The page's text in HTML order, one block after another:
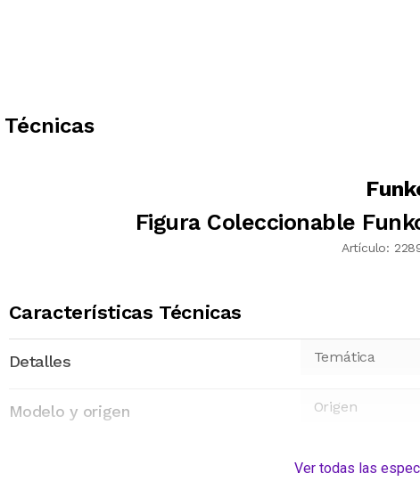
Figura Coleccionable
Artículo:
Características Técnicas
Detalles Temática
Modelo y origen Origen
Ver todas las